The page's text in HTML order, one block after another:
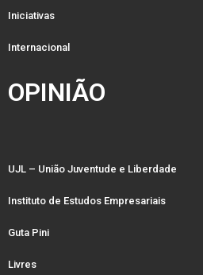
Iniciativas
Internacional
OPINIÃO
UJL – União Juventude e Liberdade
Instituto de Estudos Empresariais
Guta Pini
Livres